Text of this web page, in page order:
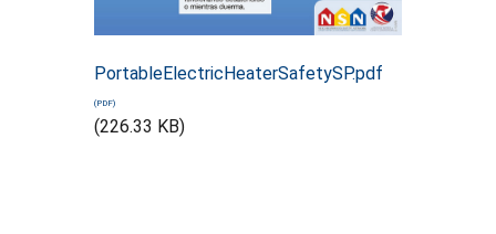
PortableElectricHeaterSafetySP.pdf
(226.33 KB)